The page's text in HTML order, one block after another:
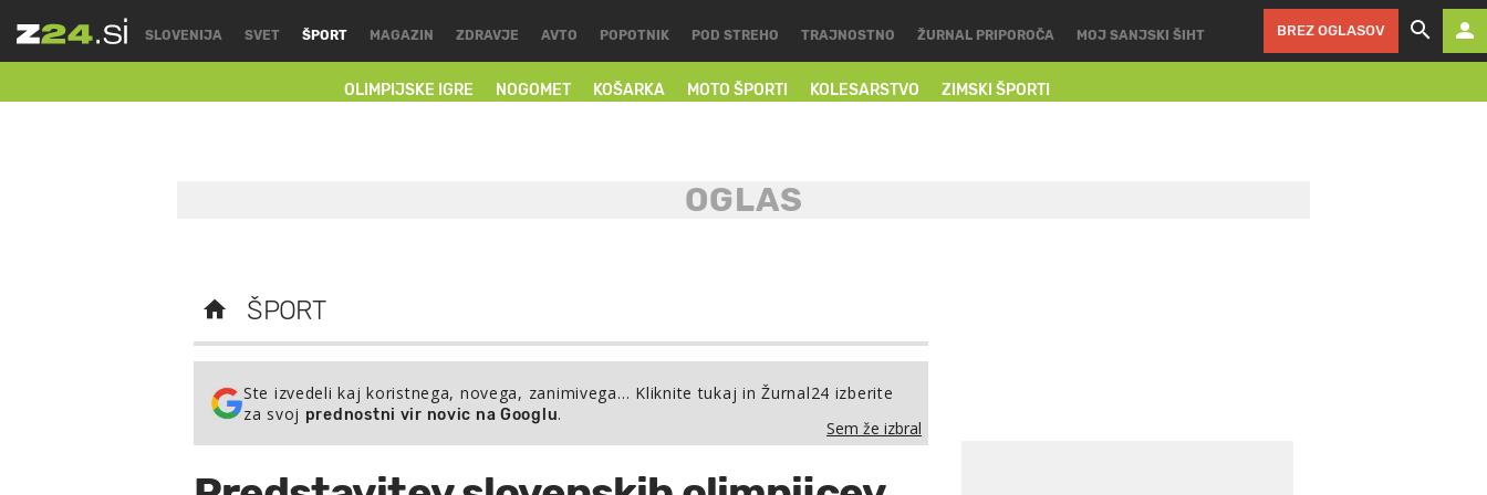
SLOVENIJA SVET ŠPORT
OLIMPIJSKE IGRE NOGOMET KOŠARKA MOTO ŠPORTI KOLESARSTVO ZIMSKI ŠPORTI
MAGAZIN ZDRAVJE AVTO POPOTNIK POD STREHO TRAJNOSTNO ŽURNAL PRIPOROČA MOJ SANJSKI ŠIHT BREZ OGLASOV
ŠPORT
Ste izvedeli kaj koristnega, novega, zanimivega… Kliknite tukaj in Žurnal24 izberite
za svoj prednostni vir novic na Googlu.
Sem že izbral